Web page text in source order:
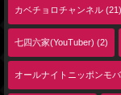
カベチョロチャンネル (21)
七四六家(YouTuber) (2)
オールナイトニッポンモ